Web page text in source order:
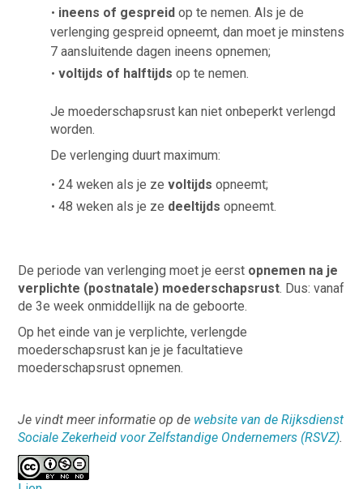
ineens of gespreid op te nemen. Als je de
verlenging gespreid opneemt, dan moet je minstens
7 aansluitende dagen ineens opnemen;
voltijds of halftijds op te nemen.
Je moederschapsrust kan niet onbeperkt verlengd
worden.
De verlenging duurt maximum:
24 weken als je ze voltijds opneemt;
48 weken als je ze deeltijds opneemt.
De periode van verlenging moet je eerst opnemen na je
verplichte (postnatale) moederschapsrust. Dus: vanaf
de 3e week onmiddellijk na de geboorte.
Op het einde van je verplichte, verlengde
moederschapsrust kan je je facultatieve
moederschapsrust opnemen.
Je vindt meer informatie op de website van de Rijksdienst
Sociale Zekerheid voor Zelfstandige Ondernemers (RSVZ).